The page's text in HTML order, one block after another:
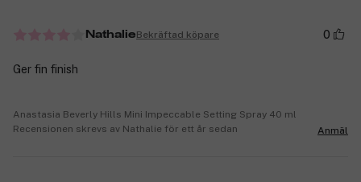
NathalieBekräftad köpare 0
Ger fin finish
Anastasia Beverly Hills Mini Impeccable Setting Spray 40 ml
Recensionen skrevs av Nathalie för ett år sedan
Anmäl